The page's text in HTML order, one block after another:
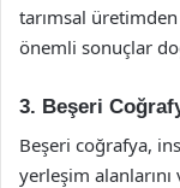
tarımsal
önemli sonuçlar
3. Beşeri
Beşeri coğrafya,
yerleşim